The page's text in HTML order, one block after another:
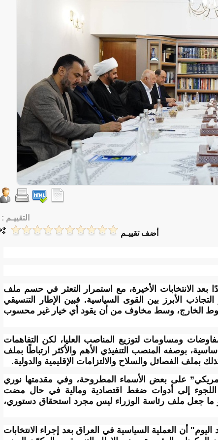
التقييـم :
أضف تقييـم
بعد الانتخابات الأخيرة، مع استمرار التعثر في حسم ملف
الأبرز بين القوى السياسية. فبين الإطار التنسيقي
الخارج، وسط مخاوف من أن يقود أي خيار غير محسوب
ومساومات لتوزيع المناصب العليا، لكن التفاهمات
بوصفه المنصب التنفيذي الأهم والأكثر ارتباطًا بملف
بملف الفصائل والسلاح والالتزامات الإقليمية والدولية.
على بعض الأسماء المطروحة، وفي مقدمتها نوري
اللجوء إلى أدوات ضغط اقتصادية ومالية في حال مضت
ما جعل ملف رئاسة الوزراء ليس مجرد استحقاق دستوري،
أن العملية السياسية في العراق بعد إجراء الانتخابات